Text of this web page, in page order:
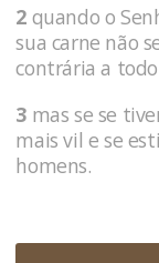
2 quando o
sua carne não
contrária a
3 mas se se
mais vil e se
homens.